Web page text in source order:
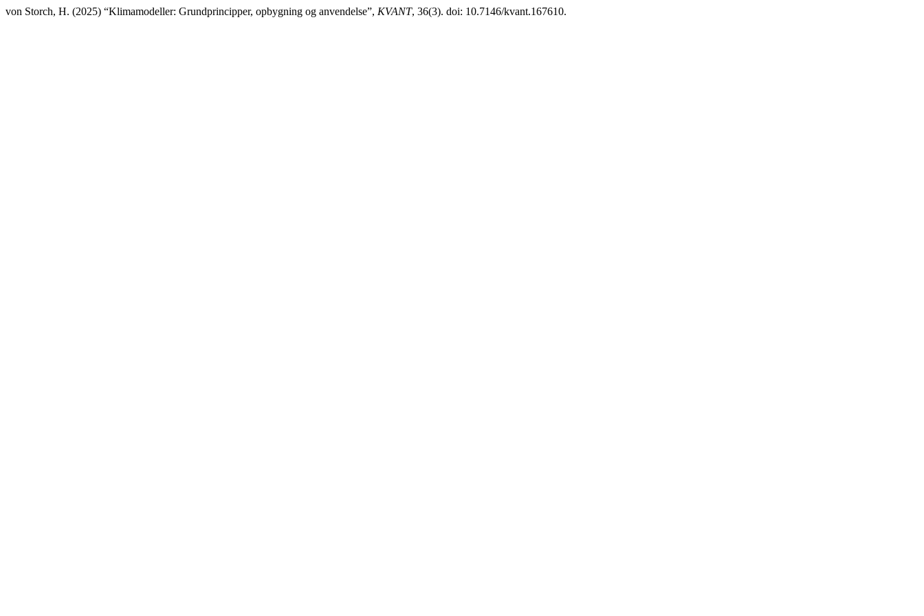
von Storch, H. (2025) “Klimamodeller: Grundprincipper, opbygning og anvendelse”, KVANT, 36(3). doi: 10.7146/kvant.167610.